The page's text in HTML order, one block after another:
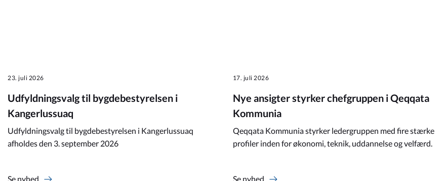
23. juli 2026
Udfyldningsvalg til bygdebestyrelsen i
Kangerlussuaq
Udfyldningsvalg til bygdebestyrelsen i Kangerlussuaq
afholdes den 3. september 2026
Se nyhed
17. juli 2026
Nye ansigter styrker chefgruppen i Qeqqata
Kommunia
Qeqqata Kommunia styrker ledergruppen med fire stærke
profiler inden for økonomi, teknik, uddannelse og velfærd.
Se nyhed